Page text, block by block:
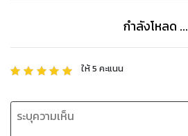
กำลังโหลด ...
ให้5 คะแนน